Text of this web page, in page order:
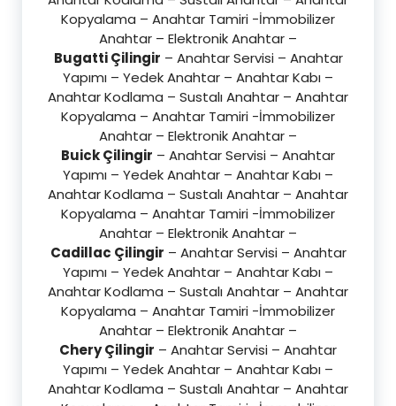
Kopyalama – Anahtar Tamiri -İmmobilizer
Anahtar – Elektronik Anahtar –
Bugatti Çilingir – Anahtar Servisi – Anahtar
Yapımı – Yedek Anahtar – Anahtar Kabı –
Anahtar Kodlama – Sustalı Anahtar – Anahtar
Kopyalama – Anahtar Tamiri -İmmobilizer
Anahtar – Elektronik Anahtar –
Buick Çilingir – Anahtar Servisi – Anahtar
Yapımı – Yedek Anahtar – Anahtar Kabı –
Anahtar Kodlama – Sustalı Anahtar – Anahtar
Kopyalama – Anahtar Tamiri -İmmobilizer
Anahtar – Elektronik Anahtar –
Cadillac Çilingir – Anahtar Servisi – Anahtar
Yapımı – Yedek Anahtar – Anahtar Kabı –
Anahtar Kodlama – Sustalı Anahtar – Anahtar
Kopyalama – Anahtar Tamiri -İmmobilizer
Anahtar – Elektronik Anahtar –
Chery Çilingir – Anahtar Servisi – Anahtar
Yapımı – Yedek Anahtar – Anahtar Kabı –
Anahtar Kodlama – Sustalı Anahtar – Anahtar